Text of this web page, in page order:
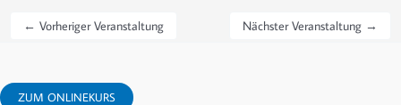
← Vorheriger Veranstaltung Nächster Veranstaltung →
ZUM ONLINEKURS